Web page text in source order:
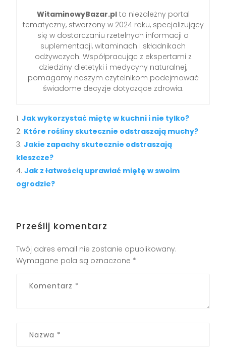
WitaminowyBazar.plto niezależny portal
tematyczny, stworzony w 2024 roku, specjalizujący
się w dostarczaniu rzetelnych informacji o
suplementacji, witaminach i składnikach
odżywczych. Współpracując z ekspertami z
dziedziny dietetyki i medycyny naturalnej,
pomagamy naszym czytelnikom podejmować
świadome decyzje dotyczące zdrowia.
Jak wykorzystać miętę w kuchni i nie tylko?
Które rośliny skutecznie odstraszają muchy?
Jakie zapachy skutecznie odstraszają
kleszcze?
Jak z łatwością uprawiać miętę w swoim
ogrodzie?
Prześlij komentarz
Twój adres email nie zostanie opublikowany.
Wymagane pola są oznaczone *